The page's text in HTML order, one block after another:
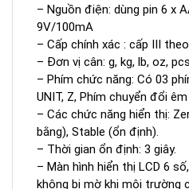
– Nguồn điện: dùng pin 6 x
9V/100mA
– Cấp chính xác : cấp III
– Đơn vị cân: g, kg, lb, oz,
– Phím chức năng: Có 03
UNIT, Z, Phím chuyển đổi
– Các chức năng hiển thị:
bằng), Stable (ổn định).
– Thời gian ổn định: 3 giây.
– Màn hình hiển thị LCD 6
không bị mờ khi môi trường